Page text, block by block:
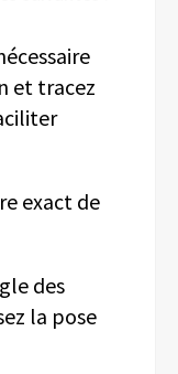
et tracez
exact de
des
la pose